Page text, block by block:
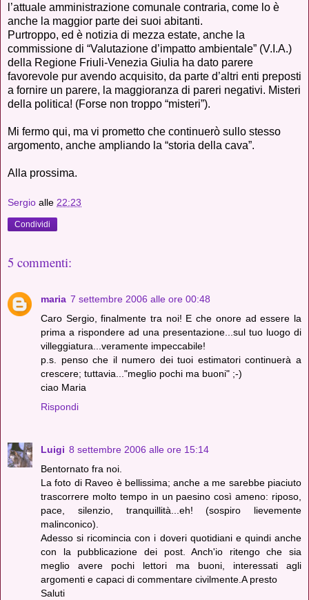
l’attuale amministrazione comunale contraria, come lo è
anche la maggior parte dei suoi abitanti.
Purtroppo, ed è notizia di mezza estate, anche la
commissione di “Valutazione d’impatto ambientale” (V.I.A.)
della Regione Friuli-Venezia Giulia ha dato parere
favorevole pur avendo acquisito, da parte d’altri enti preposti
a fornire un parere, la maggioranza di pareri negativi. Misteri
della politica! (Forse non troppo “misteri”).
Mi fermo qui, ma vi prometto che continuerò sullo stesso
argomento, anche ampliando la “storia della cava”.
Alla prossima.
Sergio alle 22:23
Condividi
5 commenti:
maria 7 settembre 2006 alle ore 00:48
Caro Sergio, finalmente tra noi! E che onore ad essere la
prima a rispondere ad una presentazione...sul tuo luogo di
villeggiatura...veramente impeccabile!
p.s. penso che il numero dei tuoi estimatori continuerà a
crescere; tuttavia..."meglio pochi ma buoni" ;-)
ciao Maria
Rispondi
Luigi 8 settembre 2006 alle ore 15:14
Bentornato fra noi.
La foto di Raveo è bellissima; anche a me sarebbe piaciuto
trascorrere molto tempo in un paesino così ameno: riposo,
pace, silenzio, tranquillità...eh! (sospiro lievemente
malinconico).
Adesso si ricomincia con i doveri quotidiani e quindi anche
con la pubblicazione dei post. Anch'io ritengo che sia
meglio avere pochi lettori ma buoni, interessati agli
argomenti e capaci di commentare civilmente.A presto
Saluti